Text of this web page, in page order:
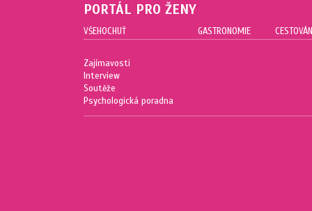
PORTÁL PRO ŽENY
VŠEHOCHUŤ
Zajímavosti
Interview
Soutěže
Psychologická poradna
GASTRONOMIE